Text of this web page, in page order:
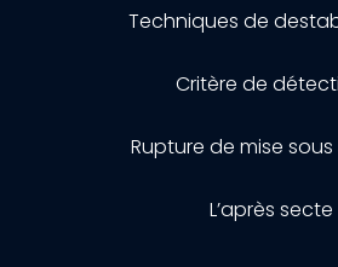
Techniques de
Critère de
Rupture de mise
L’après secte